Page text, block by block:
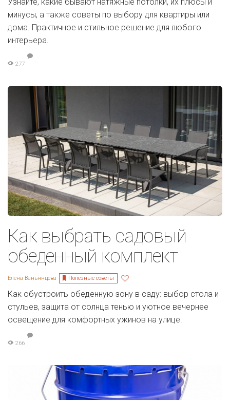
минусы, а также советы по выбору для квартиры или
дома. Практичное и стильное решение для любого
интерьера.
277
Как выбрать садовый
обеденный комплект
Елена Ваньянцева Полезные советы
Как обустроить обеденную зону в саду: выбор стола и
стульев, защита от солнца тенью и уютное вечернее
освещение для комфортных ужинов на улице.
266